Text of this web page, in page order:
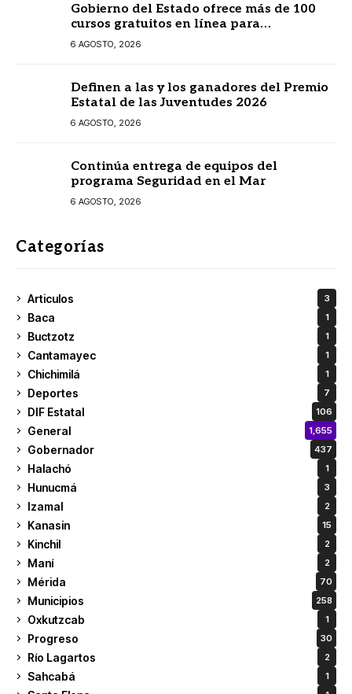
Gobierno del Estado ofrece más de 100
cursos gratuitos en línea para
prestadores turísticos
6 AGOSTO, 2026
Definen a las y los ganadores del Premio
Estatal de las Juventudes 2026
6 AGOSTO, 2026
Continúa entrega de equipos del
programa Seguridad en el Mar
6 AGOSTO, 2026
Categorías
Articulos 3
Baca 1
Buctzotz 1
Cantamayec 1
Chichimilá 1
Deportes 7
DIF Estatal 106
General 1,655
Gobernador 437
Halachó 1
Hunucmá 3
Izamal 2
Kanasin 15
Kinchil 2
Maní 2
Mérida 70
Municipios 258
Oxkutzcab 1
Progreso 30
Río Lagartos 2
Sahcabá 1